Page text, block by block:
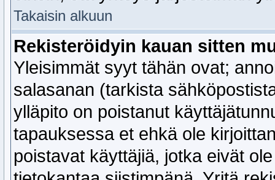
Takaisin alkuun
Rekisteröidyin kauan sitten
Yleisimmät syyt tähän ovat;
salasanan (tarkista
ylläpito on poistanut
tapauksessa et ehkä ole
poistavat käyttäjiä, jotka eivät